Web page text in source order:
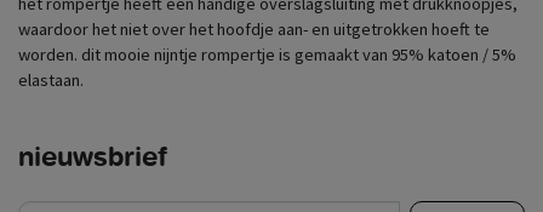
waardoor het niet over het hoofdje aan- en uitgetrokken hoeft te
worden. dit mooie nijntje rompertje is gemaakt van 95% katoen / 5%
elastaan.
nieuwsbrief